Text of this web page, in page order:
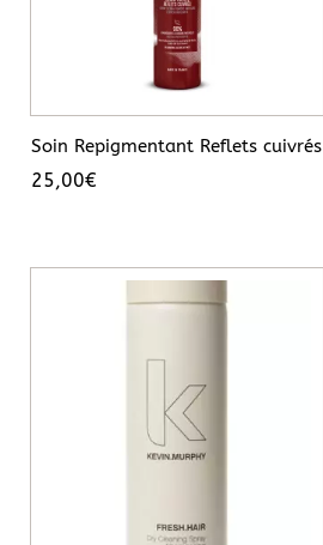
Soin Repigmentant Reflets cuivrés
25,00€